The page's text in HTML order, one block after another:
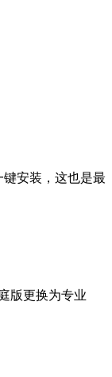
安装，这也是最
版更换为专业